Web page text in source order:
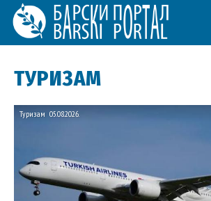
ТУРИЗАМ
Туризам 05.08.2026.